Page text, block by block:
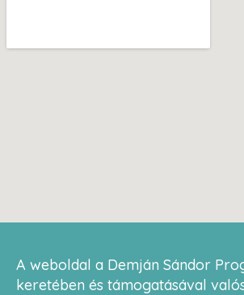
A weboldal a Demján Sándor
keretében és támogatásával